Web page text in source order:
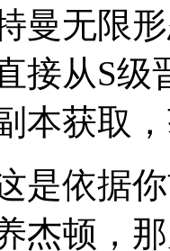
曼无限
接从S级
本获取
是依据
杰顿，